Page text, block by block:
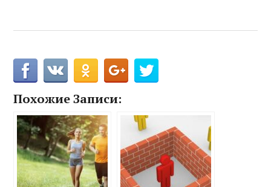
Похожие Записи: